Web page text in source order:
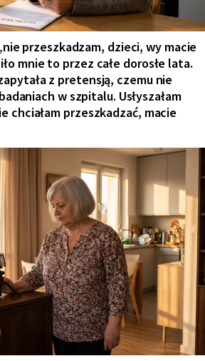
przeszkadzam, dzieci, wy macie
mnie to przez całe dorosłe lata.
z pretensją, czemu nie
w szpitalu. Usłyszałam
chciałam przeszkadzać, macie